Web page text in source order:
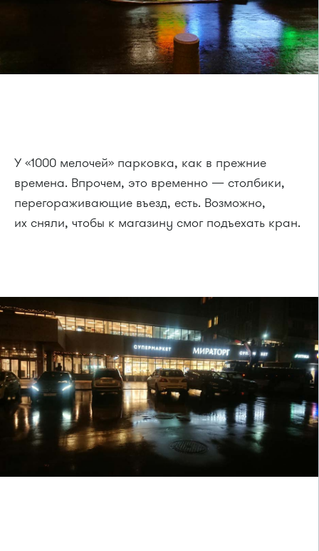
У «1000 мелочей» парковка, как в прежние
времена. Впрочем, это временно — столбики,
перегораживающие въезд, есть. Возможно,
их сняли, чтобы к магазину смог подъехать кран.